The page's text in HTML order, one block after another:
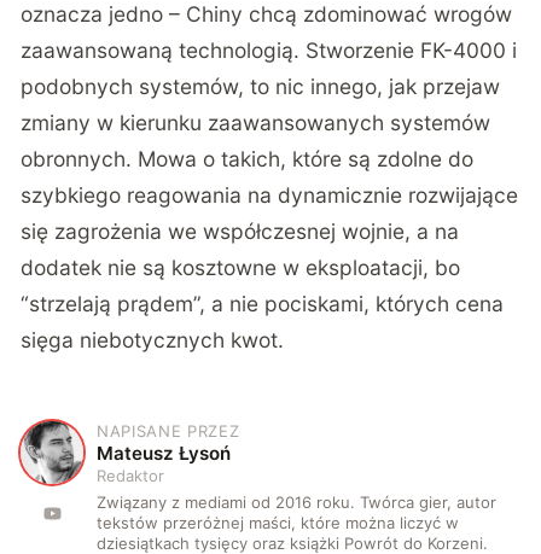
oznacza jedno – Chiny chcą zdominować wrogów
zaawansowaną technologią. Stworzenie FK-4000 i
podobnych systemów, to nic innego, jak przejaw
zmiany w kierunku zaawansowanych systemów
obronnych. Mowa o takich, które są zdolne do
szybkiego reagowania na dynamicznie rozwijające
się zagrożenia we współczesnej wojnie, a na
dodatek nie są kosztowne w eksploatacji, bo
“strzelają prądem”, a nie pociskami, których cena
sięga niebotycznych kwot.
M
NAPISANE PRZEZ
Mateusz Łysoń
Redaktor
Związany z mediami od 2016 roku. Twórca gier, autor
tekstów przeróżnej maści, które można liczyć w
dziesiątkach tysięcy oraz książki Powrót do Korzeni.